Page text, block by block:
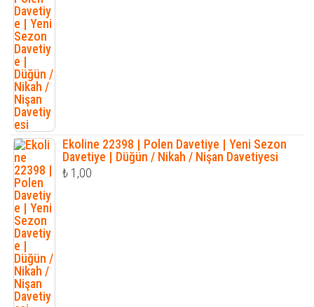
Ekoline 22398 | Polen Davetiye | Yeni Sezon
Davetiye | Düğün / Nikah / Nişan Davetiyesi
₺ 1,00